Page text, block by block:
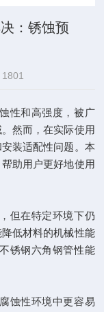
：锈蚀预
性和高强度，被广
然而，在实际使用
装适配性问题。本
助用户更好地使用
但在特定环境下仍
低材料的机械性能
锈钢六角钢管性能
蚀性环境中更容易